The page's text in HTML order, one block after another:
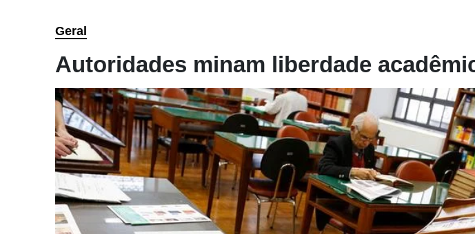
Geral
Autoridades minam liberdade